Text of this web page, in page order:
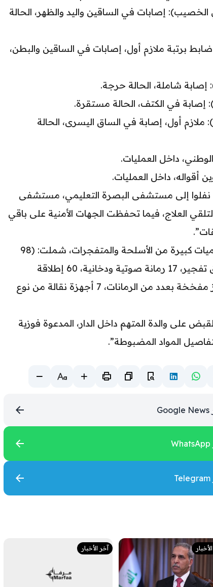
حسين (1998 – أبي الخصيب): إصابات في الساقين واليد والظهر، الحالة
(1993 – الزبير): ضابط برتبة ملازم أول، إصابات في الساقين والبطن،
(1997 – ذي قار): ملازم أول، إصابة في الساق اليسرى، الحالة
داخل العمليات.
أقواله، داخل العمليات.
إلى مستشفى البصرة التعليمي، مستشفى
العلاج، فيما تحفظت الجهات الأمنية على باقي
وخلال تفتيش المنزل، تم ضبط كميات كبيرة من الأسلحة والمتفجرات، شملت: (98
رمانة هجومية ودفاعية، 65 صاعق تفجير، 17 رمانة صوتية ودخانية، 60 إطلاقة
كلاشنكوف مع مخزنين، قنينة غاز مفخخة بعدد من الرمانات، 7 أجهزة نقالة من نوع
على والدة المتهم داخل الدار، المدعوة فوزية
المواد المضبوطة”.
آخر الأخبار